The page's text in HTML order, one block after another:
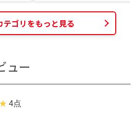
テゴリをもっと見る
ュー
4点